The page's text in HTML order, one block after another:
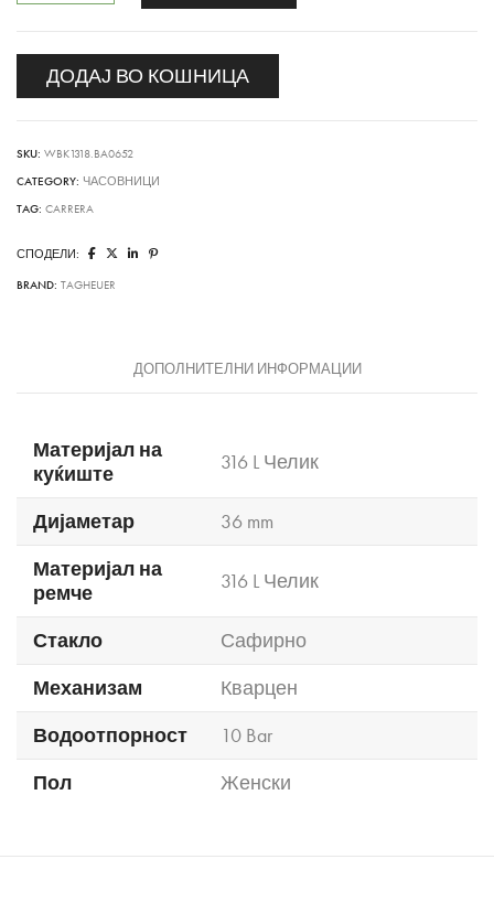
ДОДАЈ ВО КОШНИЦА
SKU: WBK1318.BA0652
CATEGORY: ЧАСОВНИЦИ
TAG: CARRERA
СПОДЕЛИ:
BRAND: TAGHEUER
ДОПОЛНИТЕЛНИ ИНФОРМАЦИИ
Материјал на
куќиште
316 L Челик
Дијаметар
36 mm
Материјал на
ремче
316 L Челик
Стакло
Сафирно
Механизам
Кварцен
Водоотпорност
10 Bar
Пол
Женски